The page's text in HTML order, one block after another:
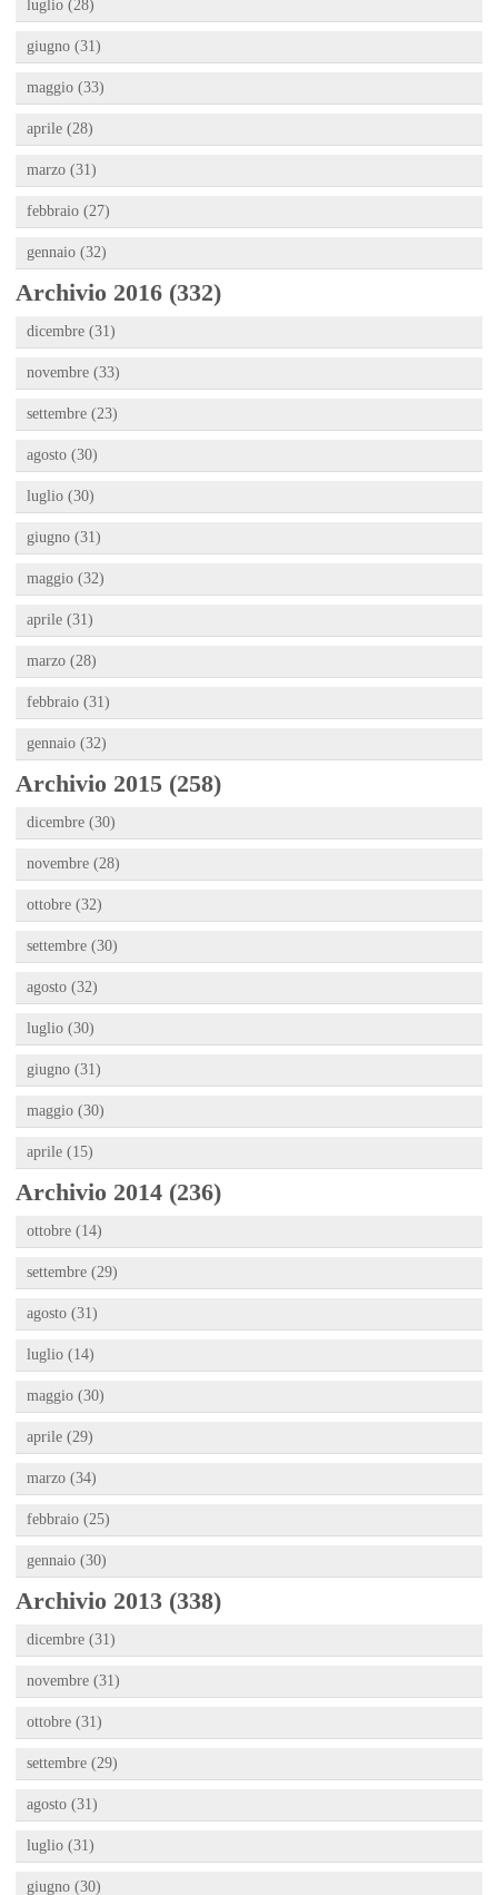
luglio (28)
giugno (31)
maggio (33)
aprile (28)
marzo (31)
febbraio (27)
gennaio (32)
Archivio 2016 (332)
dicembre (31)
novembre (33)
settembre (23)
agosto (30)
luglio (30)
giugno (31)
maggio (32)
aprile (31)
marzo (28)
febbraio (31)
gennaio (32)
Archivio 2015 (258)
dicembre (30)
novembre (28)
ottobre (32)
settembre (30)
agosto (32)
luglio (30)
giugno (31)
maggio (30)
aprile (15)
Archivio 2014 (236)
ottobre (14)
settembre (29)
agosto (31)
luglio (14)
maggio (30)
aprile (29)
marzo (34)
febbraio (25)
gennaio (30)
Archivio 2013 (338)
dicembre (31)
novembre (31)
ottobre (31)
settembre (29)
agosto (31)
luglio (31)
giugno (30)